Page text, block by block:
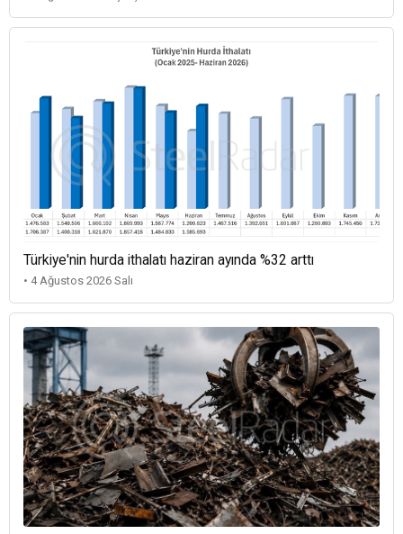
Türkiye'nin hurda ithalatı haziran ayında %32 arttı
• 4 Ağustos 2026 Salı